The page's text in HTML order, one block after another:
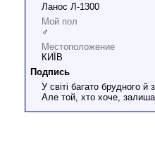
Ланос Л-1300
Мой пол
♂
Местоположение
КИЇВ
Подпись
У світі багато брудного й
Але той, хто хоче,